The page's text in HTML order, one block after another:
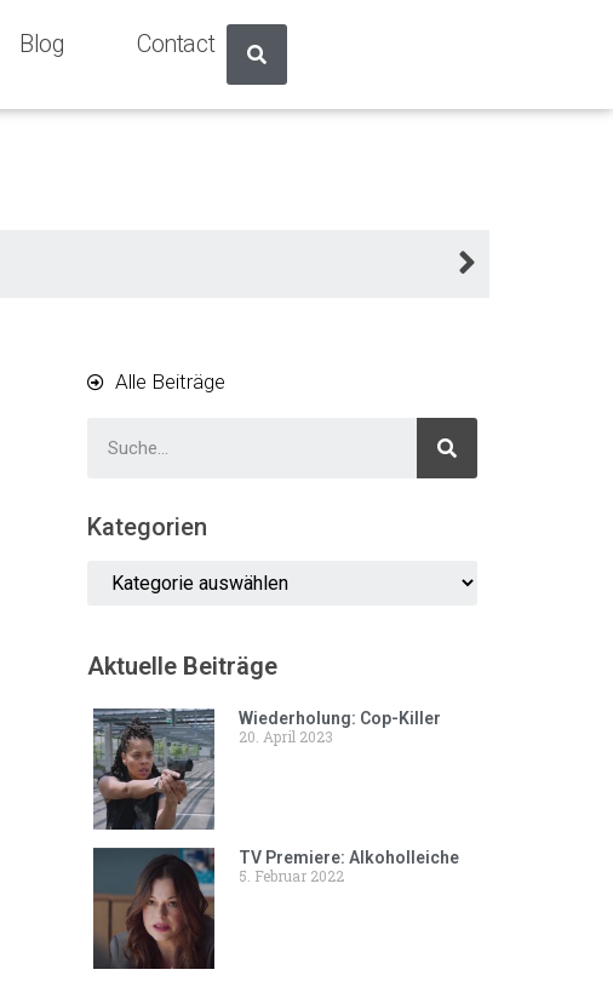
Blog Contact
Alle Beiträge
Kategorien
Aktuelle Beiträge
Wiederholung: Cop-Killer
20. April 2023
TV Premiere: Alkoholleiche
5. Februar 2022